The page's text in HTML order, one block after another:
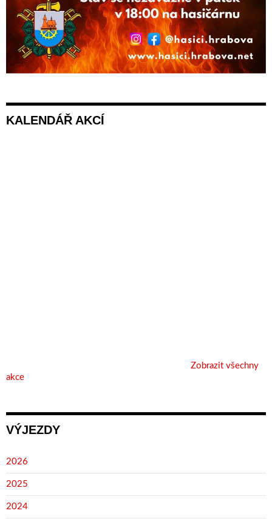
KALENDÁŘ AKCÍ
Zobrazit všechny
akce
VÝJEZDY
2026
2025
2024